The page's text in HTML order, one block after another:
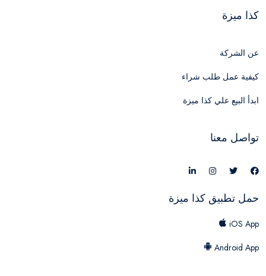
كذا ميزة
عن الشركة
كيفية عمل طلب شراء
ابدأ البيع علي كذا ميزة
تواصل معنا
حمل تطبيق كذا ميزة
iOS App
Android App